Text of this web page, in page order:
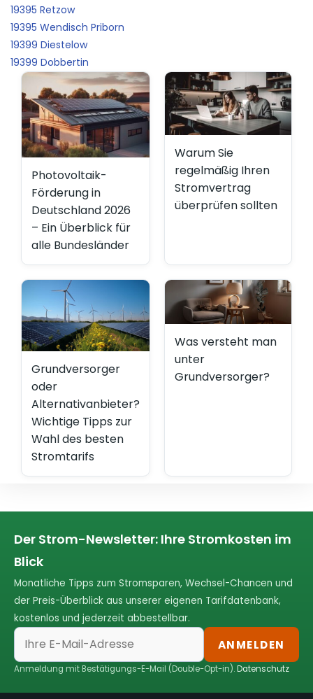
19395 Retzow
19395 Wendisch Priborn
19399 Diestelow
19399 Dobbertin
Photovoltaik-
Förderung in
Deutschland 2026
– Ein Überblick für
alle Bundesländer
Warum Sie
regelmäßig Ihren
Stromvertrag
überprüfen sollten
Grundversorger
oder
Alternativanbieter?
Wichtige Tipps zur
Wahl des besten
Stromtarifs
Was versteht man
unter
Grundversorger?
Der Strom-Newsletter: Ihre Stromkosten im
Blick
Monatliche Tipps zum Stromsparen, Wechsel-Chancen und
der Preis-Überblick aus unserer eigenen Tarifdatenbank,
kostenlos und jederzeit abbestellbar.
ANMELDEN
Anmeldung mit Bestätigungs-E-Mail (Double-Opt-in).Datenschutz